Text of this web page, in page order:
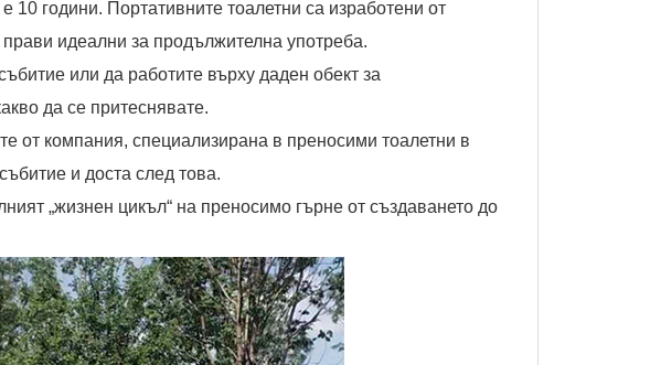
години. Портативните тоалетни са изработени от
идеални за продължителна употреба.
или да работите върху даден обект за
да се притеснявате.
от компания, специализирана в преносими тоалетни в
и доста след това.
„жизнен цикъл“ на преносимо гърне от създаването до